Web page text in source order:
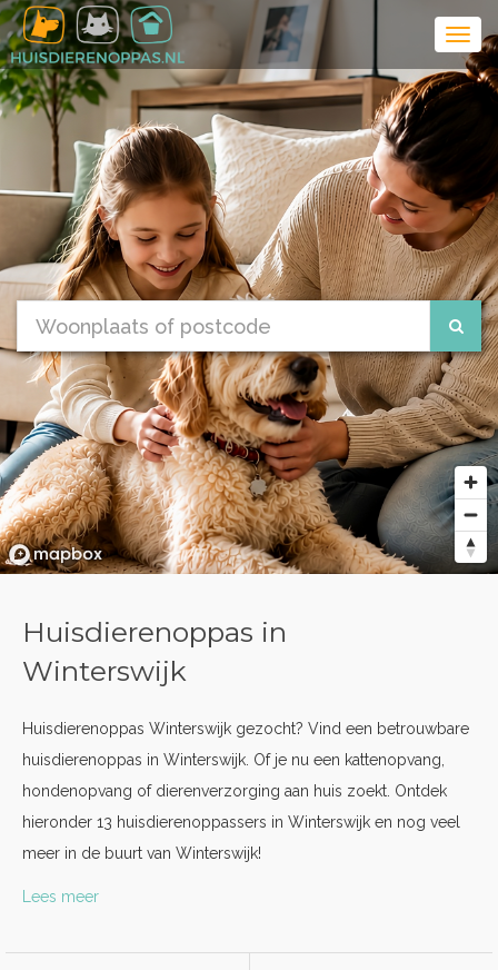
Huisdierenoppas in
Winterswijk
Huisdierenoppas Winterswijk gezocht? Vind een betrouwbare
huisdierenoppas in Winterswijk. Of je nu een kattenopvang,
hondenopvang of dierenverzorging aan huis zoekt. Ontdek
hieronder 13 huisdierenoppassers in Winterswijk en nog veel
meer in de buurt van Winterswijk!
Lees meer